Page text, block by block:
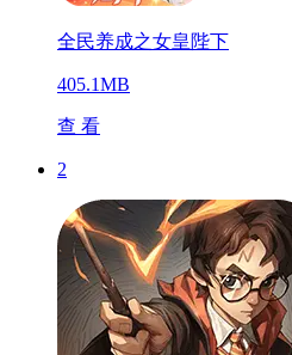
全民养成之女皇陛下
405.1MB
查 看
2